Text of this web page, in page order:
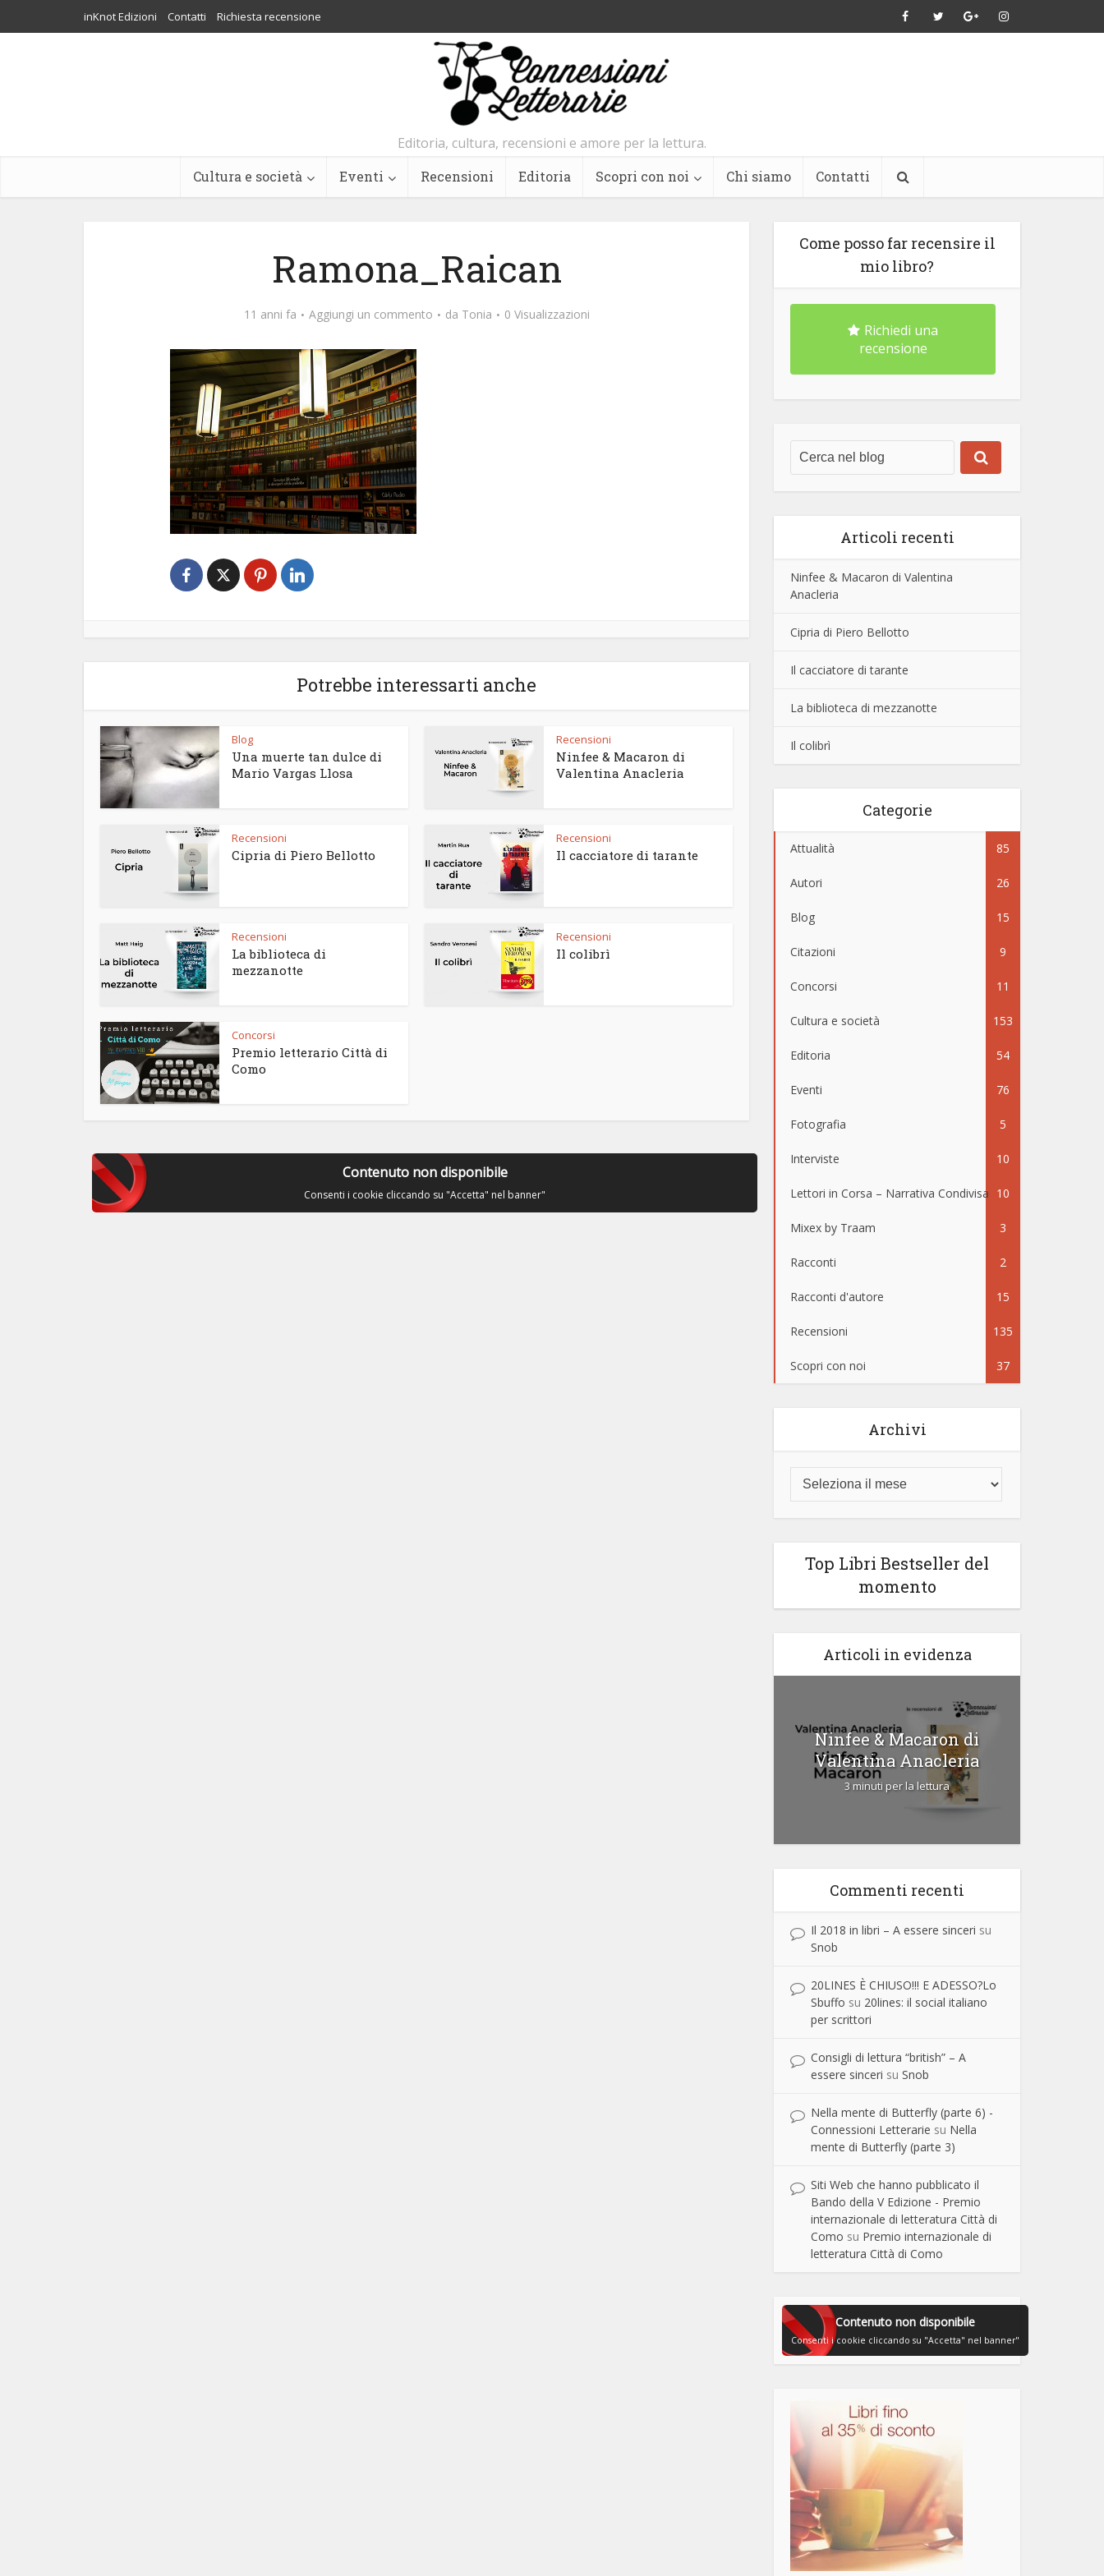
inKnot Edizioni Contatti Richiesta recensione
Editoria, cultura, recensioni e amore per la lettura.
Cultura e società Eventi Recensioni Editoria Scopri con noi Chi siamo Contatti
Ramona_Raican
11 anni fa Aggiungi un commento da Tonia 0 Visualizzazioni
Potrebbe interessarti anche
Blog
Una muerte tan dulce di
Mario Vargas Llosa
Recensioni
Ninfee & Macaron di
Valentina Anacleria
Recensioni
Cipria di Piero Bellotto
Recensioni
Il cacciatore di tarante
Recensioni
La biblioteca di
mezzanotte
Recensioni
Il colibrì
Concorsi
Premio letterario Città di
Como
Contenuto non disponibile
Consenti i cookie cliccando su "Accetta" nel banner"
Come posso far recensire il
mio libro?
Richiedi una
recensione
Articoli recenti
Ninfee & Macaron di Valentina
Anacleria
Cipria di Piero Bellotto
Il cacciatore di tarante
La biblioteca di mezzanotte
Il colibrì
Categorie
Attualità 85
Autori 26
Blog 15
Citazioni 9
Concorsi 11
Cultura e società 153
Editoria 54
Eventi 76
Fotografia 5
Interviste 10
Lettori in Corsa – Narrativa Condivisa 10
Mixex by Traam 3
Racconti 2
Racconti d'autore 15
Recensioni 135
Scopri con noi 37
Archivi
Top Libri Bestseller del
momento
Articoli in evidenza
Ninfee & Macaron di
Valentina Anacleria
3 minuti per la lettura
Commenti recenti
Il 2018 in libri – A essere sinceri su
Snob
20LINES È CHIUSO!!! E ADESSO?Lo
Sbuffo su 20lines: il social italiano
per scrittori
Consigli di lettura “british” – A
essere sinceri su Snob
Nella mente di Butterfly (parte 6) -
Connessioni Letterarie su Nella
mente di Butterfly (parte 3)
Siti Web che hanno pubblicato il
Bando della V Edizione - Premio
internazionale di letteratura Città di
Como su Premio internazionale di
letteratura Città di Como
Contenuto non disponibile
Consenti i cookie cliccando su "Accetta" nel banner"